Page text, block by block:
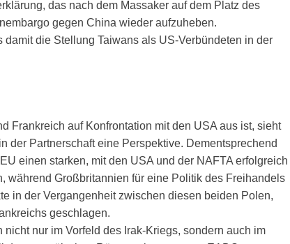
das nach dem Massaker auf dem Platz des
gegen China wieder aufzuheben.
die Stellung Taiwans als US-Verbündeten in der
Frankreich auf Konfrontation mit den USA aus ist, sieht
der Partnerschaft eine Perspektive. Dementsprechend
einen starken, mit den USA und der NAFTA erfolgreich
während Großbritannien für eine Politik des Freihandels
in der Vergangenheit zwischen diesen beiden Polen,
geschlagen.
nur im Vorfeld des Irak-Kriegs, sondern auch im